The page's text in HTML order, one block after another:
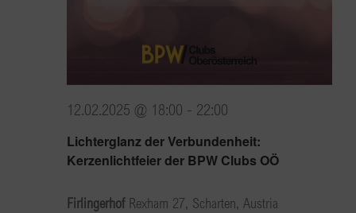
Lichterglanz der Verbundenheit:
Kerzenlichtfeier der BPW Clubs OÖ
12.02.2025 @ 18:00 - 22:00
Firlingerhof Rexham 27, Scharten, Austria